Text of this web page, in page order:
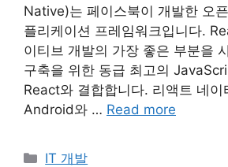
Native)는 페이스북이 개발한 오
플리케이션 프레임워크입니다.
이티브 개발의 가장 좋은 부분을
구축을 위한 동급 최고의
React와 결합합니다. 리액트 네이
Android와 … Read more
Categories
IT 개발